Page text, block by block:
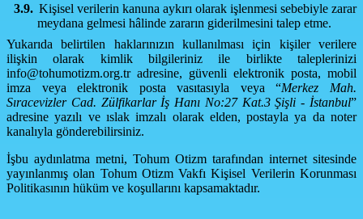
3.9. Kişisel verilerin kanuna aykırı olarak işlenmesi sebebiyle zarar
meydana gelmesi hâlinde zararın giderilmesini talep etme.
Yukarıda belirtilen haklarınızın kullanılması için kişiler verilere
ilişkin olarak kimlik bilgileriniz ile birlikte taleplerinizi
info@tohumotizm.org.tradresine, güvenli elektronik posta, mobil
imza veya elektronik posta vasıtasıyla veya “Merkez Mah.
Sıracevizler Cad. Zülfikarlar İş Hanı No:27 Kat.3 Şişli - İstanbul”
adresine yazılı ve ıslak imzalı olarak elden, postayla ya da noter
kanalıyla gönderebilirsiniz.
İşbu aydınlatma metni, Tohum Otizm tarafından internet sitesinde
yayınlanmış olan Tohum Otizm Vakfı Kişisel Verilerin Korunması
Politikasının hüküm ve koşullarını kapsamaktadır.